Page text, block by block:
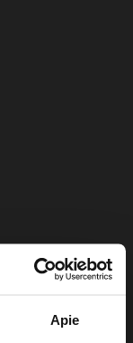
Apie